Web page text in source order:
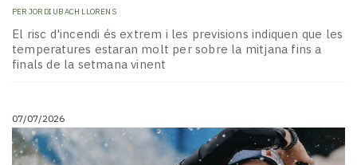
PER JORDI UBACH LLORENS
El risc d'incendi és extrem i les previsions indiquen que les
temperatures estaran molt per sobre la mitjana fins a
finals de la setmana vinent
07/07/2026